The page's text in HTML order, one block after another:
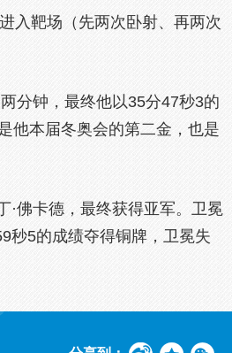
靶场（先两次卧射、再两次
分钟，最终他以35分47秒3的
他本届冬奥会的第二金，也是
佛卡德，最终获得亚军。卫冕
秒5的成绩夺得铜牌，卫冕失